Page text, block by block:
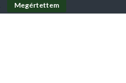
Megértettem